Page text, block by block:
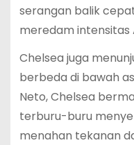
serangan balik
meredam intensitas
Chelsea juga
berbeda di bawah
Neto, Chelsea
terburu-buru
menahan tekanan